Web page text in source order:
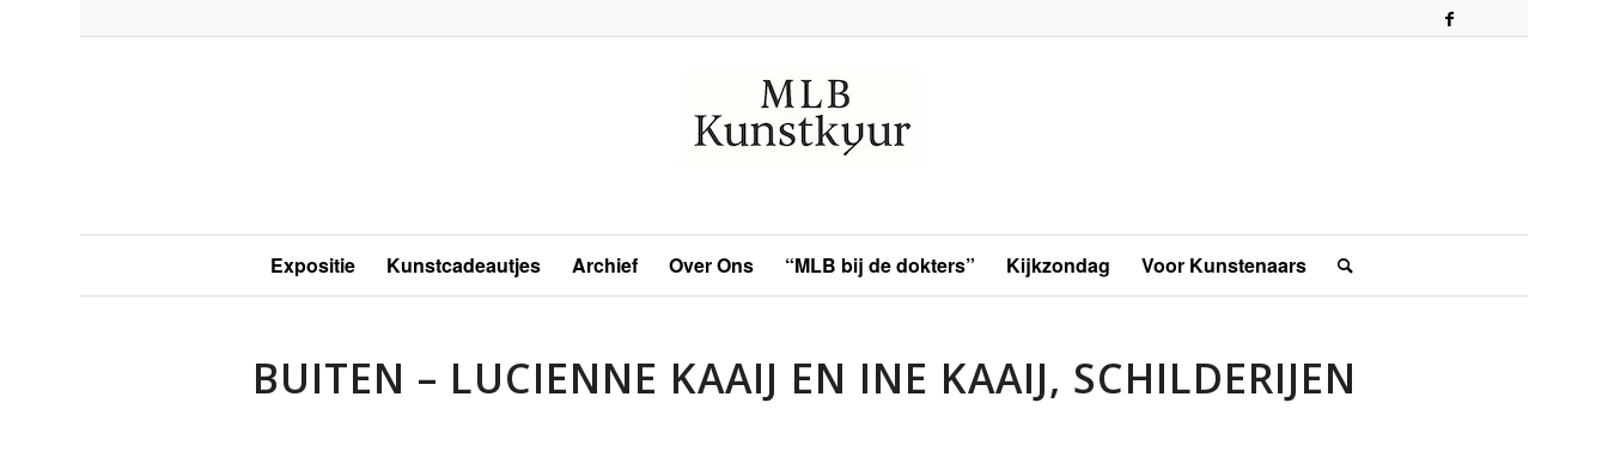
Expositie Kunstcadeautjes Archief Over Ons “MLB bij de dokters” Kijkzondag Voor Kunstenaars
BUITEN – LUCIENNE KAAIJ EN INE KAAIJ, SCHILDERIJEN